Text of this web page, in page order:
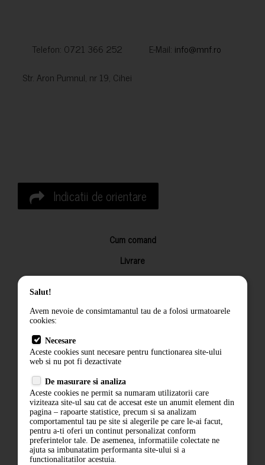
Telefon: 0721 366 252 E-Mail: info@mnf.ro
Str. Aron Pumnul, nr 19, Cihei
Indicatii de orientare
Cum comand
Livrare
Returnarea produselor
Termeni si conditii
Politica de confidentialitate
ANPC
Salut!
Avem nevoie de consimtamantul tau de a folosi urmatoarele
cookies:
Necesare
Aceste cookies sunt necesare pentru functionarea site-ului
web si nu pot fi dezactivate
De masurare si analiza
Aceste cookies ne permit sa numaram utilizatorii care
viziteaza site-ul sau cat de accesat este un anumit element din
pagina – rapoarte statistice, precum si sa analizam
comportamentul tau pe site si alegerile pe care le-ai facut,
pentru a-ti oferi un continut personalizat conform
preferintelor tale. De asemenea, informatiile colectate ne
ajuta sa imbunatatim performanta site-ului si a
functionalitatilor acestuia.